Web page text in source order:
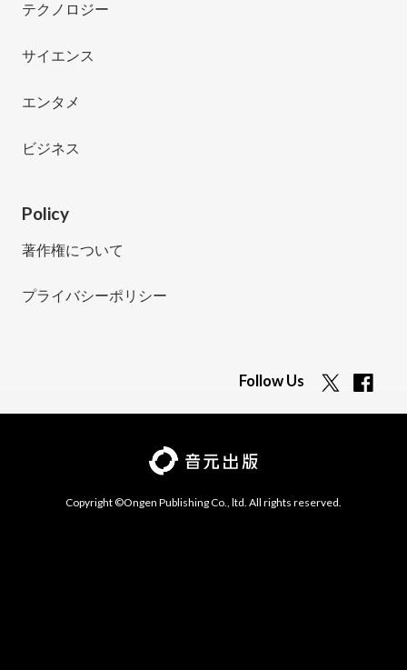
テクノロジー
サイエンス
エンタメ
ビジネス
Policy
著作権について
プライバシーポリシー
Follow Us
Copyright ©Ongen Publishing Co., ltd. All rights reserved.